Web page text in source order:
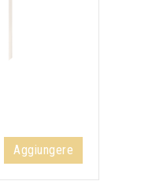
Aggiungere